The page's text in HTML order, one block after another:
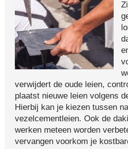
verwijdert de oude leien,
plaatst nieuwe leien volgens
Hierbij kan je kiezen tussen
vezelcementleien. Ook de
werken meteen worden
vervangen voorkom je